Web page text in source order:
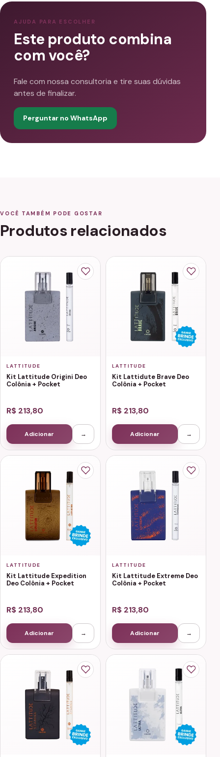
AJUDA PARA ESCOLHER
Este produto combina
com você?
Fale com nossa consultoria e tire suas dúvidas
antes de finalizar.
Perguntar no WhatsApp
VOCÊ TAMBÉM PODE GOSTAR
Produtos relacionados
LATTITUDE
Kit Lattitude Origini Deo
Colônia + Pocket
R$ 213,80
Adicionar →
LATTITUDE
Kit Lattidute Brave Deo
Colônia + Pocket
R$ 213,80
Adicionar →
LATTITUDE
Kit Lattitude Expedition
Deo Colônia + Pocket
R$ 213,80
Adicionar →
LATTITUDE
Kit Lattitude Extreme Deo
Colônia + Pocket
R$ 213,80
Adicionar →